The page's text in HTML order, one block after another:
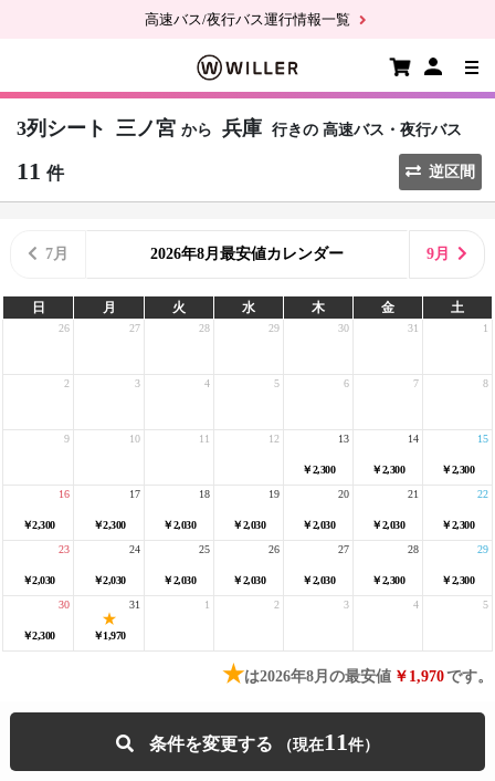
高速バス/夜行バス運行情報一覧
3列シート 三ノ宮 から 兵庫 行きの 高速バス・夜行バス
11 件 逆区間
7月 2026年8月最安値カレンダー 9月
日 月 火 水 木 金 土
26 27 28 29 30 31 1
2 3 4 5 6 7 8
9 10 11 12
￥2,300
13
￥2,300
14
￥2,300
15
￥2,300
16
￥2,300
17
￥2,030
18
￥2,030
19
￥2,030
20
￥2,030
21
￥2,300
22
￥2,030
23
￥2,030
24
￥2,030
25
￥2,030
26
￥2,030
27
￥2,300
28
￥2,300
29
￥2,300
30
￥1,970
31 1 2 3 4 5
★は2026年8月の最安値 ￥1,970です。
条件を変更する 11